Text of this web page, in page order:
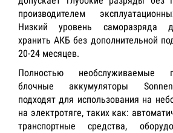
производителем
Низкий уровень саморазряда
хранить АКБ без дополнительной
20-24 месяцев.
Полностью необслуживаемые
блочные аккумуляторы
подходят для использования на
на электротяге, таких как:
транспортные средства,